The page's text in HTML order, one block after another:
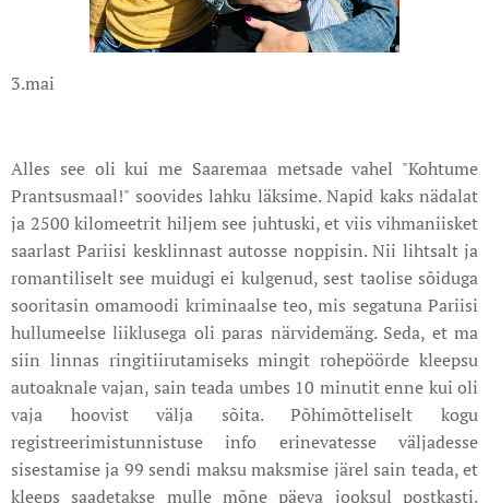
3.mai
Alles see oli kui me Saaremaa metsade vahel "Kohtume
Prantsusmaal!" soovides lahku läksime. Napid kaks nädalat
ja 2500 kilomeetrit hiljem see juhtuski, et viis vihmaniisket
saarlast Pariisi kesklinnast autosse noppisin. Nii lihtsalt ja
romantiliselt see muidugi ei kulgenud, sest taolise sõiduga
sooritasin omamoodi kriminaalse teo, mis segatuna Pariisi
hullumeelse liiklusega oli paras närvidemäng. Seda, et ma
siin linnas ringitiirutamiseks mingit rohepöörde kleepsu
autoaknale vajan, sain teada umbes 10 minutit enne kui oli
vaja hoovist välja sõita. Põhimõtteliselt kogu
registreerimistunnistuse info erinevatesse väljadesse
sisestamise ja 99 sendi maksu maksmise järel sain teada, et
kleeps saadetakse mulle mõne päeva jooksul postkasti.